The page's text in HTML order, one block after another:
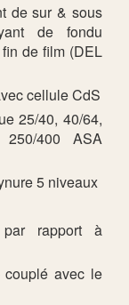
de sur & sous
de fondu
de film (DEL
cellule CdS
25/40, 40/64,
400 ASA
5 niveaux
par rapport à
avec le